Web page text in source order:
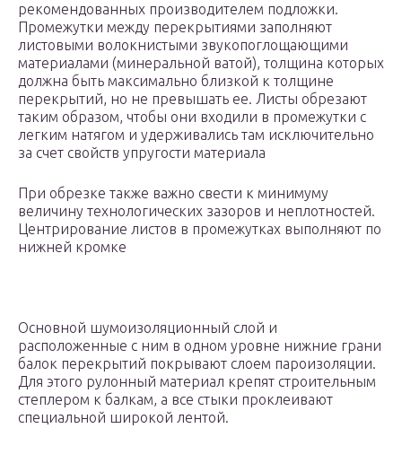
рекомендованных производителем подложки.
Промежутки между перекрытиями заполняют
листовыми волокнистыми звукопоглощающими
материалами (минеральной ватой), толщина которых
должна быть максимально близкой к толщине
перекрытий, но не превышать ее. Листы обрезают
таким образом, чтобы они входили в промежутки с
легким натягом и удерживались там исключительно
за счет свойств упругости материала
При обрезке также важно свести к минимуму
величину технологических зазоров и неплотностей.
Центрирование листов в промежутках выполняют по
нижней кромке
Основной шумоизоляционный слой и
расположенные с ним в одном уровне нижние грани
балок перекрытий покрывают слоем пароизоляции.
Для этого рулонный материал крепят строительным
степлером к балкам, а все стыки проклеивают
специальной широкой лентой.